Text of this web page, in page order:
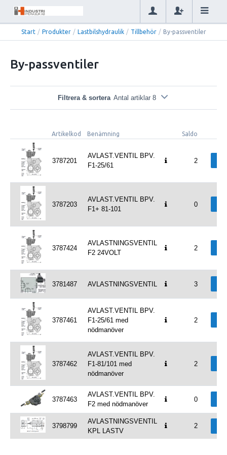
Start / Produkter / Lastbilshydraulik / Tillbehör / By-passventiler
By-passventiler
Filtrera & sortera Antal artiklar 8
Artikelkod Benämning Saldo
3787201
AVLAST.VENTIL BPV.
F1-25/61
2
3787203
AVLAST.VENTIL BPV.
F1+ 81-101
0
3787424
AVLASTNINGSVENTIL
F2 24VOLT
2
3781487 AVLASTNINGSVENTIL 3
3787461
AVLAST.VENTIL BPV.
F1-25/61 med
nödmanöver
2
3787462
AVLAST.VENTIL BPV.
F1-81/101 med
nödmanöver
2
3787463
AVLAST.VENTIL BPV.
F2 med nödmanöver
0
3798799
AVLASTNINGSVENTIL
KPL LASTV
2